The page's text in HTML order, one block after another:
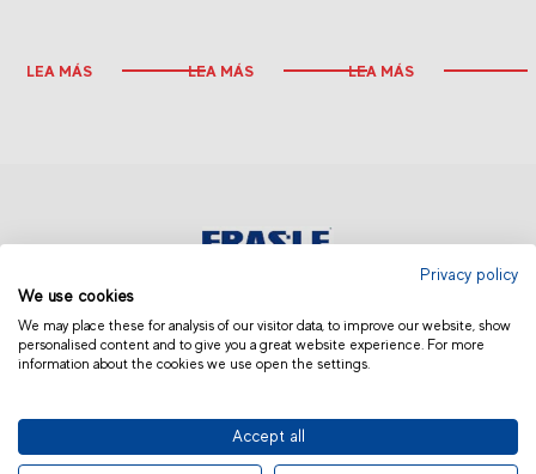
LEA MÁS LEA MÁS LEA MÁS
AMÉRICA LATINA | OTROS
© 2019 Fras-le | Photos: Júlio Soares, Magrão Scalco, João Lazzarotto, Panda Branding
Privacy policy
We use cookies
We may place these for analysis of our visitor data, to improve our website, show
personalised content and to give you a great website experience. For more
information about the cookies we use open the settings.
Accept all